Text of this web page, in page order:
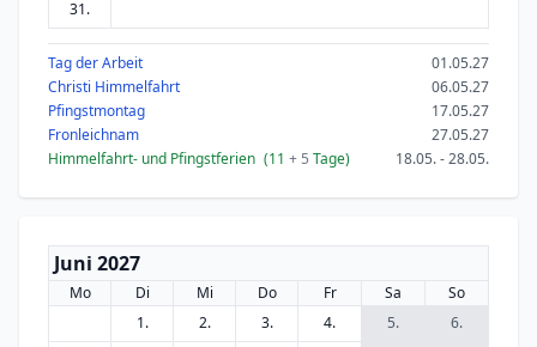
31.
Tag der Arbeit
01.05.27
Christi Himmelfahrt
06.05.27
Pfingstmontag
17.05.27
Fronleichnam
27.05.27
Himmelfahrt- und Pfingstferien (11 + 5 Tage) 18.05. - 28.05.
Juni 2027
Mo Di Mi Do Fr Sa
So
1.
2. 3. 4. 5.
6.